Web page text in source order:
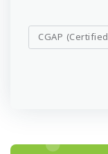
CGAP